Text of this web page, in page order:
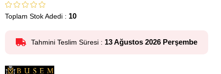
Toplam Stok Adedi : 10
Tahmini Teslim Süresi : 13 Ağustos 2026 Perşembe